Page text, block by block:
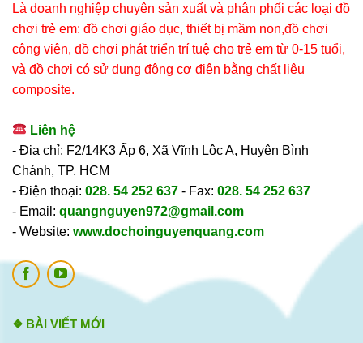
Là doanh nghiệp chuyên sản xuất và phân phối các loại đồ
chơi trẻ em: đồ chơi giáo dục, thiết bị mầm non,đồ chơi
công viên, đồ chơi phát triển trí tuệ cho trẻ em từ 0-15 tuổi,
và đồ chơi có sử dụng động cơ điện bằng chất liệu
composite.
Liên hệ
- Địa chỉ: F2/14K3 Ấp 6, Xã Vĩnh Lộc A, Huyện Bình
Chánh, TP. HCM
- Điện thoại: 028. 54 252 637 - Fax: 028. 54 252 637
- Email: quangnguyen972@gmail.com
- Website: www.dochoinguyenquang.com
❖ BÀI VIẾT MỚI